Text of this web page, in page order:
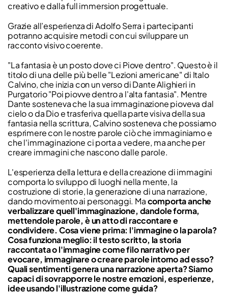
creativo e dalla full immersion progettuale.
Grazie all’esperienza di Adolfo Serra i partecipanti
potranno acquisire metodi con cui sviluppare un
racconto visivo coerente.
"La fantasia è un posto dove ci Piove dentro". Questo è il
titolo di una delle più belle "Lezioni americane" di Italo
Calvino, che inizia con un verso di Dante Alighieri in
Purgatorio "Poi piovve dentro a l'alta fantasia". Mentre
Dante sosteneva che la sua immaginazione pioveva dal
cielo o da Dio e trasferiva quella parte visiva della sua
fantasia nella scrittura, Calvino sosteneva che possiamo
esprimere con le nostre parole ciò che immaginiamo e
che l'immaginazione ci porta a vedere, ma anche per
creare immagini che nascono dalle parole.
L'esperienza della lettura e della creazione di immagini
comporta lo sviluppo di luoghi nella mente, la
costruzione di storie, la generazione di una narrazione,
dando movimento ai personaggi. Macomporta anche
verbalizzare quell'immaginazione, dandole forma,
mettendole parole, è un atto di raccontare e
condividere. Cosa viene prima: l'immagine o la parola?
Cosa funziona meglio: il testo scritto, la storia
raccontata o l'immagine come filo narrativo per
evocare, immaginare o creare parole intorno ad esso?
Quali sentimenti genera una narrazione aperta? Siamo
capaci di sovrapporre le nostre emozioni, esperienze,
idee usando l'illustrazione come guida?